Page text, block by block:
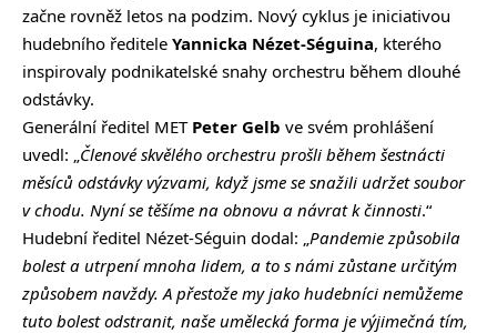
začne rovněž letos na podzim. Nový cyklus je iniciativou
hudebního ředitele Yannicka Nézet-Séguina, kterého
inspirovaly podnikatelské snahy orchestru během dlouhé
odstávky.
Generální ředitel MET Peter Gelb ve svém prohlášení
uvedl: „Členové skvělého orchestru prošli během šestnácti
měsíců odstávkyvýzvami, když jsme se snažili udržet soubor
v chodu. Nyní se těšíme na obnovu a návrat k činnosti.“
Hudební ředitel Nézet-Séguin dodal: „Pandemie způsobila
bolest a utrpení mnoha lidem, a to s námi zůstane určitým
způsobem navždy. A přestože my jako hudebníci nemůžeme
tuto bolest odstranit, naše umělecká forma je výjimečná tím,